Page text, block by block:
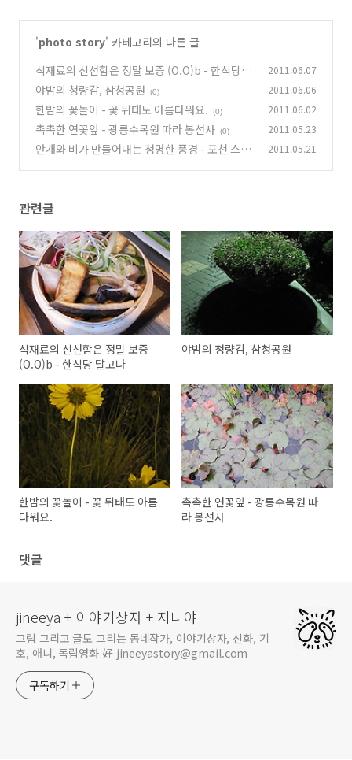
'photo story' 카테고리의 다른 글
식재료의 신선함은 정말 보증 (O.O)b - 한식당 달
고나
(0)
2011.06.07
야밤의 청량감, 삼청공원 (0) 2011.06.06
한밤의 꽃놀이 - 꽃 뒤태도 아름다워요. (0) 2011.06.02
촉촉한 연꽃잎 - 광릉수목원 따라 봉선사 (0) 2011.05.23
안개와 비가 만들어내는 청명한 풍경 - 포천 스케
2011.05.21
관련글
식재료의 신선함은 정말 보증
(O.O)b - 한식당 달고나
야밤의 청량감, 삼청공원
한밤의 꽃놀이 - 꽃 뒤태도 아름
다워요.
촉촉한 연꽃잎 - 광릉수목원 따
라 봉선사
댓글
jineeya + 이야기상자 + 지니야
그림 그리고 글도 그리는 동네작가, 이야기상자, 신화, 기
호, 애니, 독립영화 好 jineeyastory@gmail.com
구독하기